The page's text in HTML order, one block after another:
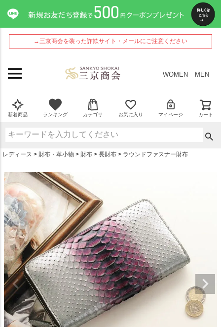
→三京商会を装った詐欺サイト・メールにご注意ください
WOMEN MEN
新着商品 ランキング カテゴリ お気に入り マイページ カート
レディース 財布・革小物 財布 長財布 ラウンドファスナー財布
ペー
ジト
ップ
へ